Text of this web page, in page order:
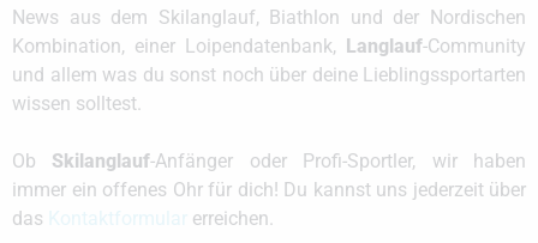
News aus dem Skilanglauf, Biathlon und der Nordischen
Kombination, einer Loipendatenbank,
Langlauf-Community
und allem was du sonst noch über deine Lieblingssportarten
wissen solltest.
Ob Skilanglauf-Anfänger oder Profi-Sportler, wir haben
immer ein offenes Ohr für dich! Du kannst uns jederzeit über
das
erreichen.